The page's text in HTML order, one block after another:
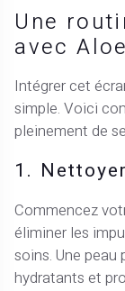
Une
avec
Intégrer cet
simple. Voici
pleinement de
1.
Commencez
éliminer les
soins. Une
hydratants et